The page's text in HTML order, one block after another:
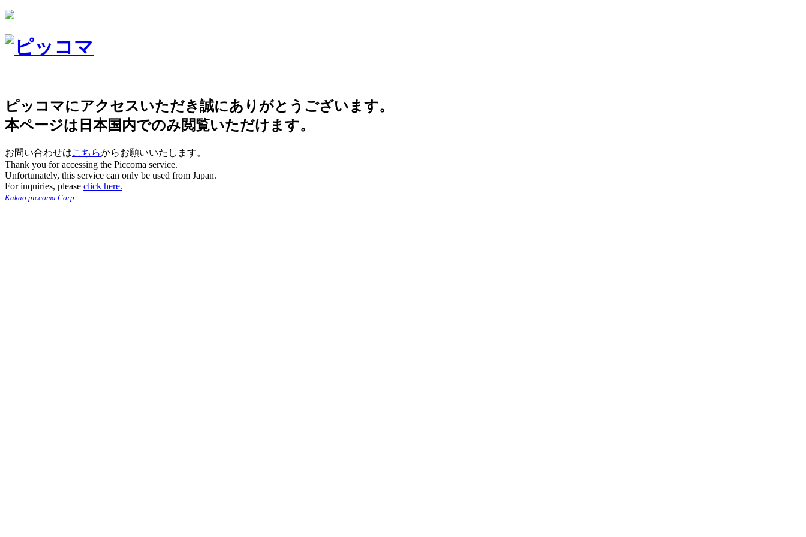
ピッコマにアクセスいただき誠にありがとうございます。
本ページは日本国内でのみ閲覧いただけます。
お問い合わせはこちらからお願いいたします。
Thank you for accessing the Piccoma service.
Unfortunately, this service can only be used from Japan.
For inquiries, please click here.
Kakao piccoma Corp.